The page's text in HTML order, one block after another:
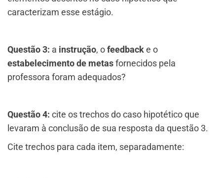
caracterizam esse estágio.
Questão 3: a instrução, ofeedbacke o
estabelecimento de metasfornecidos pela
professora foram adequados?
Questão 4: ​cite os trechos do caso hipotético que
levaram à conclusão de sua resposta da questão 3.
Cite trechos para cada item, separadamente: